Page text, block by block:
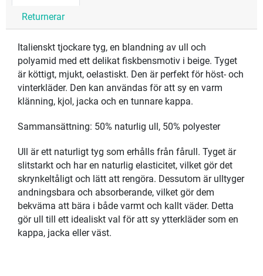
Returnerar
Italienskt tjockare tyg, en blandning av ull och
polyamid med ett delikat fiskbensmotiv i beige. Tyget
är köttigt, mjukt, oelastiskt. Den är perfekt för höst- och
vinterkläder. Den kan användas för att sy en varm
klänning, kjol, jacka och en tunnare kappa.
Sammansättning: 50% naturlig ull, 50% polyester
Ull är ett naturligt tyg som erhålls från fårull. Tyget är
slitstarkt och har en naturlig elasticitet, vilket gör det
skrynkeltåligt och lätt att rengöra. Dessutom är ulltyger
andningsbara och absorberande, vilket gör dem
bekväma att bära i både varmt och kallt väder. Detta
gör ull till ett idealiskt val för att sy ytterkläder som en
kappa, jacka eller väst.